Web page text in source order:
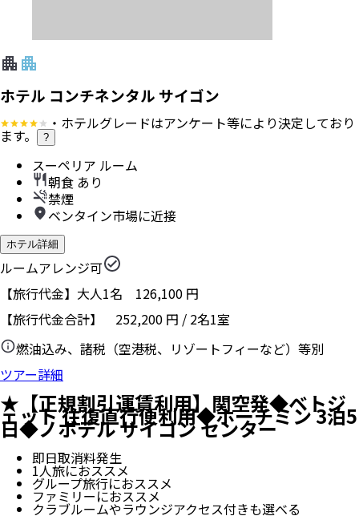
ホテル コンチネンタル サイゴン
・ホテルグレードはアンケート等により決定しており
ます。 ?
スーペリア ルーム
朝食 あり
禁煙
ベンタイン市場に近接
ホテル詳細
ルームアレンジ可
【旅行代金】大人1名 126,100 円
【旅行代金合計】 252,200 円 / 2名1室
燃油込み、諸税（空港税、リゾートフィーなど）等別
ツアー詳細
★【正規割引運賃利用】関空発◆ベトジ
ェット 往復直行便利用◆ホーチミン 3泊5
日◆ノボテル サイゴン センター
即日取消料発生
1人旅におススメ
グループ旅行におススメ
ファミリーにおススメ
クラブルームやラウンジアクセス付きも選べる